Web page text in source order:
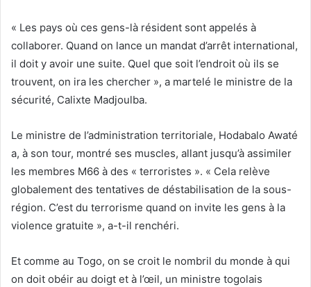
« Les pays où ces gens-là résident sont appelés à
collaborer. Quand on lance un mandat d’arrêt international,
il doit y avoir une suite. Quel que soit l’endroit où ils se
trouvent, on ira les chercher », a martelé le ministre de la
sécurité, Calixte Madjoulba.
Le ministre de l’administration territoriale, Hodabalo Awaté
a, à son tour, montré ses muscles, allant jusqu’à assimiler
les membres M66 à des « terroristes ». « Cela relève
globalement des tentatives de déstabilisation de la sous-
région. C’est du terrorisme quand on invite les gens à la
violence gratuite », a-t-il renchéri.
Et comme au Togo, on se croit le nombril du monde à qui
on doit obéir au doigt et à l’œil, un ministre togolais